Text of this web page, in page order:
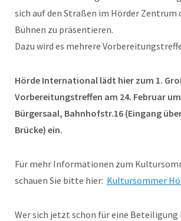
sich auf den Straßen im Hörder Zentrum
Bühnen zu präsentieren.
Dazu wird es mehrere
Hörde International lädt hier zum 1.
Vorbereitungstreffen am 24. Februar um
Bürgersaal, Bahnhofstr.16 (Eingang
Brücke) ein.
Für mehr Informationen zum
schauen Sie bitte hier: Kultursommer
Wer sich jetzt schon für eine Beteiligung